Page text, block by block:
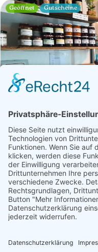
Betrieb
Mölltal
Fisch, Fleisch,
Gourmet-Zutaten,
Milchprodukte, Obst &
Produktübersicht
Angusfleisch,
Aged Steaks
Geöffnet Gutscheine